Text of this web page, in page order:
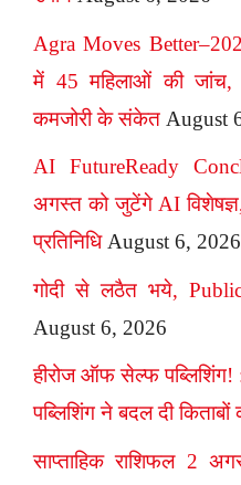
Agra Moves
में 45 महिलाओं की जांच,
कमजोरी के संकेत August
AI FutureReady
अगस्त को जुटेंगे AI
प्रतिनिधि August 6, 2026
गोदी से लठैत भये, Public
August 6, 2026
हीरोज ऑफ सेल्फ पब्लिशिंग!
पब्लिशिंग ने बदल दी किताबों
साप्ताहिक राशिफल 2